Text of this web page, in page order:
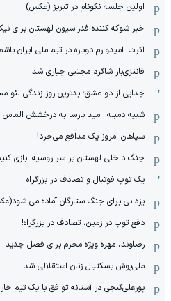
اولین جلسه نکونام در تبریز (عکس)
خبر شوکه کننده فدراسیون لهستان برای
اکرت: امیدوارم دوباره در تیم ملی ایران
فانتزی‌باز شاگرد مجتبی جباری شد
جدایی از دو عشق؛ بدترین روز زندگی لئو
شبیه دمبله: امید بارسا به درخشش الماس
سپاهان امروز یک مدافع می‌خرد!
جنگ داخلی لهستان بر سر روسیه: بازی
یک توپ فوتبال و تصادف در بزرگراه
یزدانی برای جنگ ستارگان آماده می
دفع توپ در زمین، تصادف در بزرگراه!
رضاوند، مهره ویژه محرم برای فصل جدید
ملی‌پوش بسکتبال زنان استقلالی شد
پورعلی‌گنجی در آستانه توافق با یک تیم